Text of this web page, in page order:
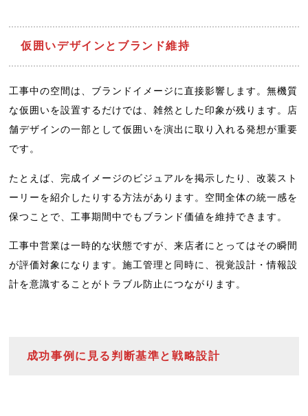
仮囲いデザインとブランド維持
工事中の空間は、ブランドイメージに直接影響します。無機質
な仮囲いを設置するだけでは、雑然とした印象が残ります。店
舗デザインの一部として仮囲いを演出に取り入れる発想が重要
です。
たとえば、完成イメージのビジュアルを掲示したり、改装スト
ーリーを紹介したりする方法があります。空間全体の統一感を
保つことで、工事期間中でもブランド価値を維持できます。
工事中営業は一時的な状態ですが、来店者にとってはその瞬間
が評価対象になります。施工管理と同時に、視覚設計・情報設
計を意識することがトラブル防止につながります。
成功事例に見る判断基準と戦略設計